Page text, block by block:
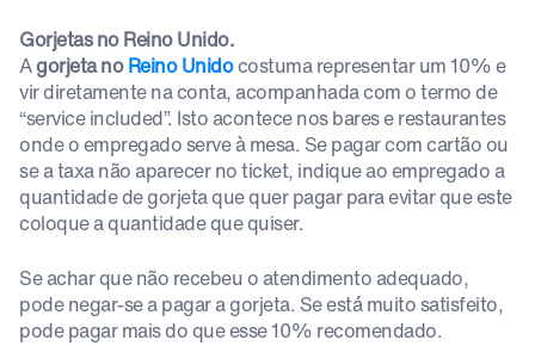
Gorjetas no Reino Unido.
Agorjeta noReino Unidocostuma representar um 10% e
vir diretamente na conta, acompanhada com o termo de
“service included”. Isto acontece nos bares e restaurantes
onde o empregado serve à mesa. Se pagar com cartão ou
se a taxa não aparecer no ticket, indique ao empregado a
quantidade de gorjeta que quer pagar para evitar que este
coloque a quantidade que quiser.
Se achar que não recebeu o atendimento adequado,
pode negar-se a pagar a gorjeta. Se está muito satisfeito,
pode pagar mais do que esse 10% recomendado.